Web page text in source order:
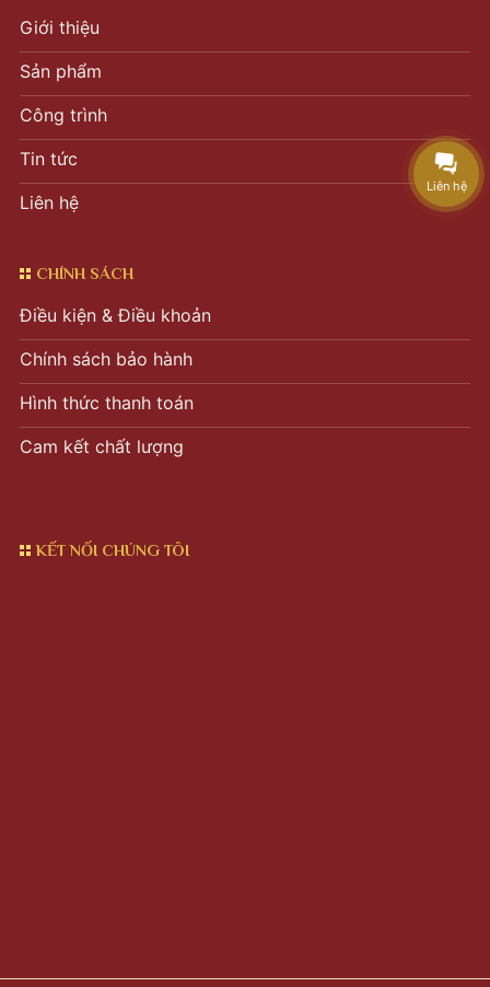
Giới thiệu
Sản phẩm
Công trình
Tin tức
Liên hệ
CHÍNH SÁCH
Điều kiện & Điều khoản
Chính sách bảo hành
Hình thức thanh toán
Cam kết chất lượng
KẾT NỐI CHÚNG TÔI
Liên hệ